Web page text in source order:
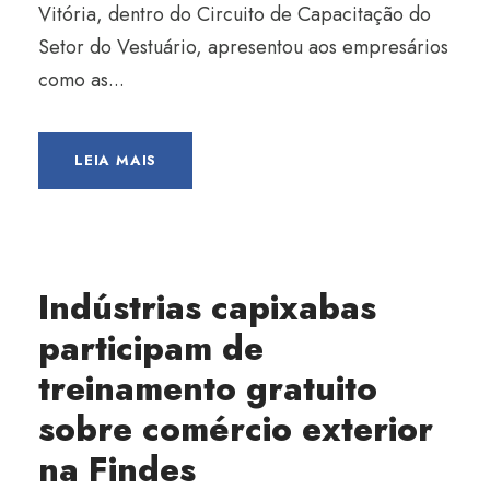
Vitória, dentro do Circuito de Capacitação do
Setor do Vestuário, apresentou aos empresários
como as...
LEIA MAIS
Indústrias capixabas
participam de
treinamento gratuito
sobre comércio exterior
na Findes